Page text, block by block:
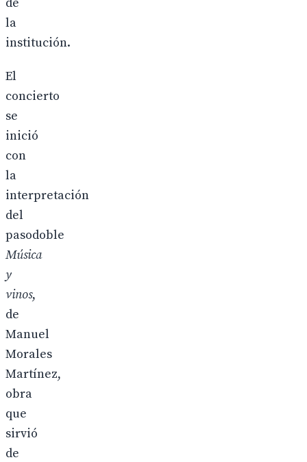
la
institución.
El
concierto
se
inició
con
la
interpretación
del
pasodoble
Música
y
vinos,
de
Manuel
Morales
Martínez,
obra
que
sirvió
de